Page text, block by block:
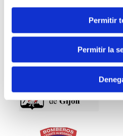
Permitir
Permitir la